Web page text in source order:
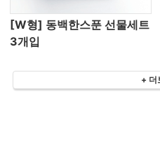
[W형] 동백한스푼 선물세트
3개입
+ 더